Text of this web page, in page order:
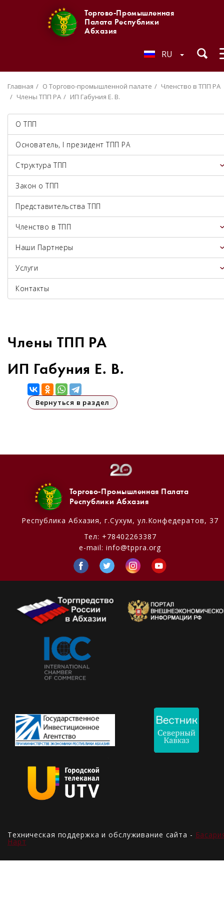
Торгово-Промышленная
Палата Республики
Абхазия
RU
Главная О Торгово-промышленной палате
Членство в ТПП РА
Члены ТПП РА
ИП Габуния Е. В.
О ТПП
Основатель, I президент ТПП РА
Структура ТПП
Закон о ТПП
Представительства ТПП
Членство в ТПП
Наши Партнеры
Услуги
Контакты
Члены ТПП РА
ИП Габуния Е. В.
Вернуться в раздел
Торгово-Промышленная Палата
Республики Абхазия
Республика Абхазия, г.Сухум, ул.Конфедератов, 37
Тел: +78402263387
e-mail:info@tppra.org
Техническая поддержка и обслуживание сайта -
Нарт